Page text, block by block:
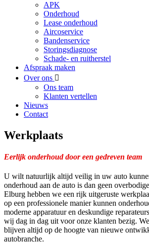
APK
Onderhoud
Lease onderhoud
Aircoservice
Bandenservice
Storingsdiagnose
Schade- en ruitherstel
Afspraak maken
Over ons
Ons team
Klanten vertellen
Nieuws
Contact
Werkplaats
Eerlijk onderhoud door een gedreven team
U wilt natuurlijk altijd veilig in uw auto
onderhoud aan de auto is dan geen
Elburg hebben we een rijk uitgeruste
op een professionele manier kunnen
moderne apparatuur en deskundige
wij dag in dag uit voor onze klanten bezig.
blijven altijd op de hoogte van nieuwe
autobranche.